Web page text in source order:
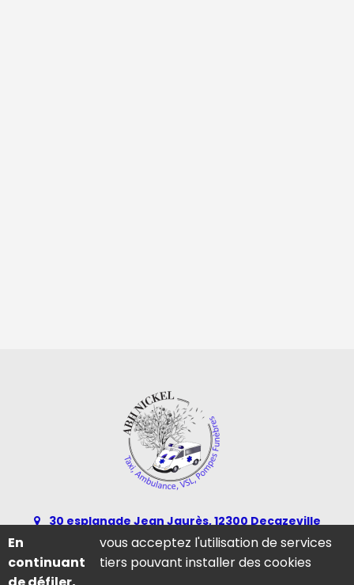
30 esplanade Jean Jaurès, 12300 Decazeville
05 65 43 09 07
contact@abh-nickel.fr
En
continuant
vous acceptez l'utilisation de services
tiers pouvant installer des cookies